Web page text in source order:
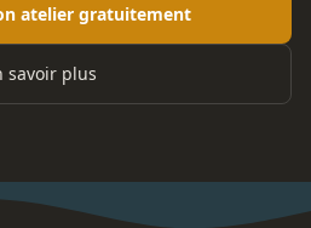
atelier gratuitement
savoir plus